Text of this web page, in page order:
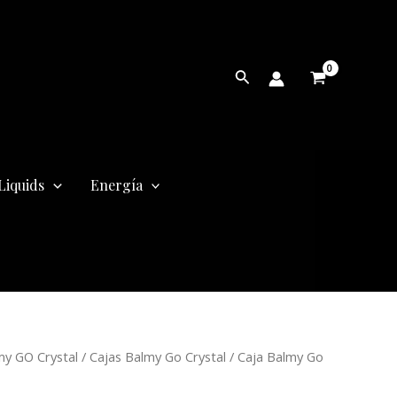
Buscar
Energía
GO Crystal / Cajas Balmy Go Crystal / Caja Balmy Go